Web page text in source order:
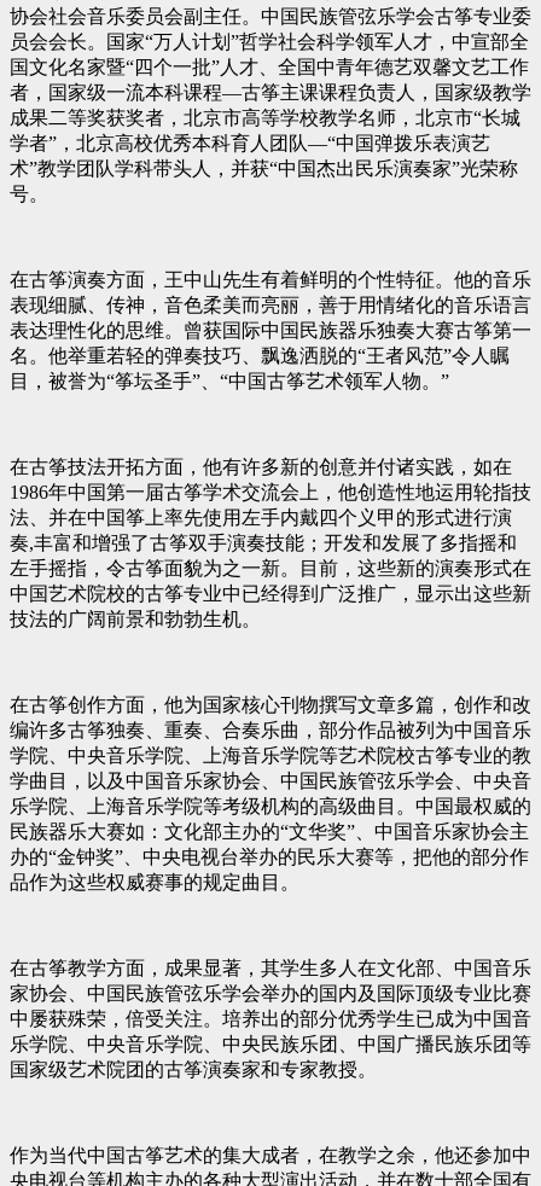
协会社会音乐委员会副主任。中国民族管弦乐学会古筝专业委
员会会长。国家“万人计划”哲学社会科学领军人才，中宣部全
国文化名家暨“四个一批”人才、全国中青年德艺双馨文艺工作
者，国家级一流本科课程—古筝主课课程负责人，国家级教学
成果二等奖获奖者，北京市高等学校教学名师，北京市“长城
学者”，北京高校优秀本科育人团队—“中国弹拨乐表演艺
术”教学团队学科带头人，并获“中国杰出民乐演奏家”光荣称
号。
在古筝演奏方面，王中山先生有着鲜明的个性特征。他的音乐
表现细腻、传神，音色柔美而亮丽，善于用情绪化的音乐语言
表达理性化的思维。曾获国际中国民族器乐独奏大赛古筝第一
名。他举重若轻的弹奏技巧、飘逸洒脱的“王者风范”令人瞩
目，被誉为“筝坛圣手”、“中国古筝艺术领军人物。”
在古筝技法开拓方面，他有许多新的创意并付诸实践，如在
1986年中国第一届古筝学术交流会上，他创造性地运用轮指技
法、并在中国筝上率先使用左手内戴四个义甲的形式进行演
奏,丰富和增强了古筝双手演奏技能；开发和发展了多指摇和
左手摇指，令古筝面貌为之一新。目前，这些新的演奏形式在
中国艺术院校的古筝专业中已经得到广泛推广，显示出这些新
技法的广阔前景和勃勃生机。
在古筝创作方面，他为国家核心刊物撰写文章多篇，创作和改
编许多古筝独奏、重奏、合奏乐曲，部分作品被列为中国音乐
学院、中央音乐学院、上海音乐学院等艺术院校古筝专业的教
学曲目，以及中国音乐家协会、中国民族管弦乐学会、中央音
乐学院、上海音乐学院等考级机构的高级曲目。中国最权威的
民族器乐大赛如：文化部主办的“文华奖”、中国音乐家协会主
办的“金钟奖”、中央电视台举办的民乐大赛等，把他的部分作
品作为这些权威赛事的规定曲目。
在古筝教学方面，成果显著，其学生多人在文化部、中国音乐
家协会、中国民族管弦乐学会举办的国内及国际顶级专业比赛
中屡获殊荣，倍受关注。培养出的部分优秀学生已成为中国音
乐学院、中央音乐学院、中央民族乐团、中国广播民族乐团等
国家级艺术院团的古筝演奏家和专家教授。
作为当代中国古筝艺术的集大成者，在教学之余，他还参加中
央电视台等机构主办的各种大型演出活动，并在数十部全国有